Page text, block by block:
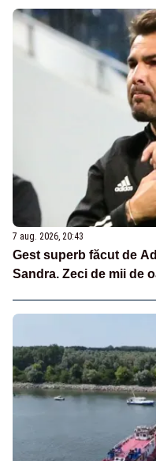
7 aug. 2026, 20:43
Gest superb făcut de
Sandra. Zeci de mii de